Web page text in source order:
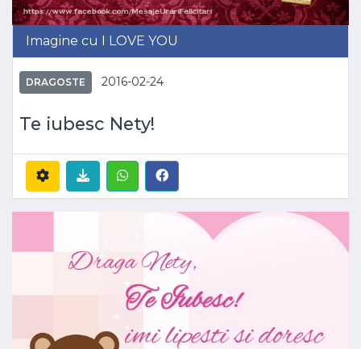
Imagine cu I LOVE YOU
DRAGOSTE 2016-02-24
Te iubesc Nety!